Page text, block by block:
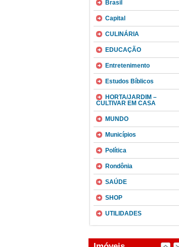
Brasil
Capital
CULINÁRIA
EDUCAÇÃO
Entretenimento
Estudos Bíblicos
HORTA/JARDIM –
CULTIVAR EM CASA
MUNDO
Municípios
Política
Rondônia
SAÚDE
SHOP
UTILIDADES